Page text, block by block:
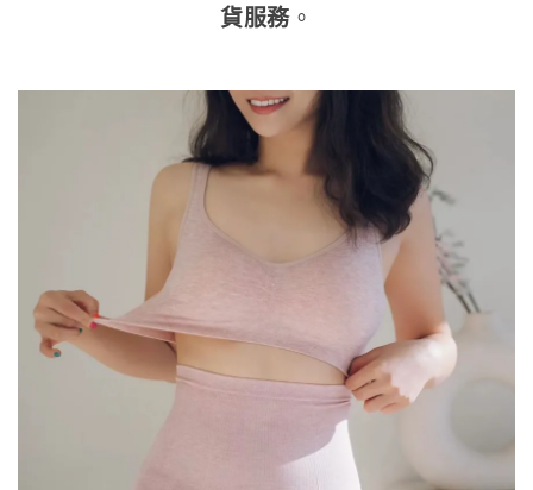
貨服務。